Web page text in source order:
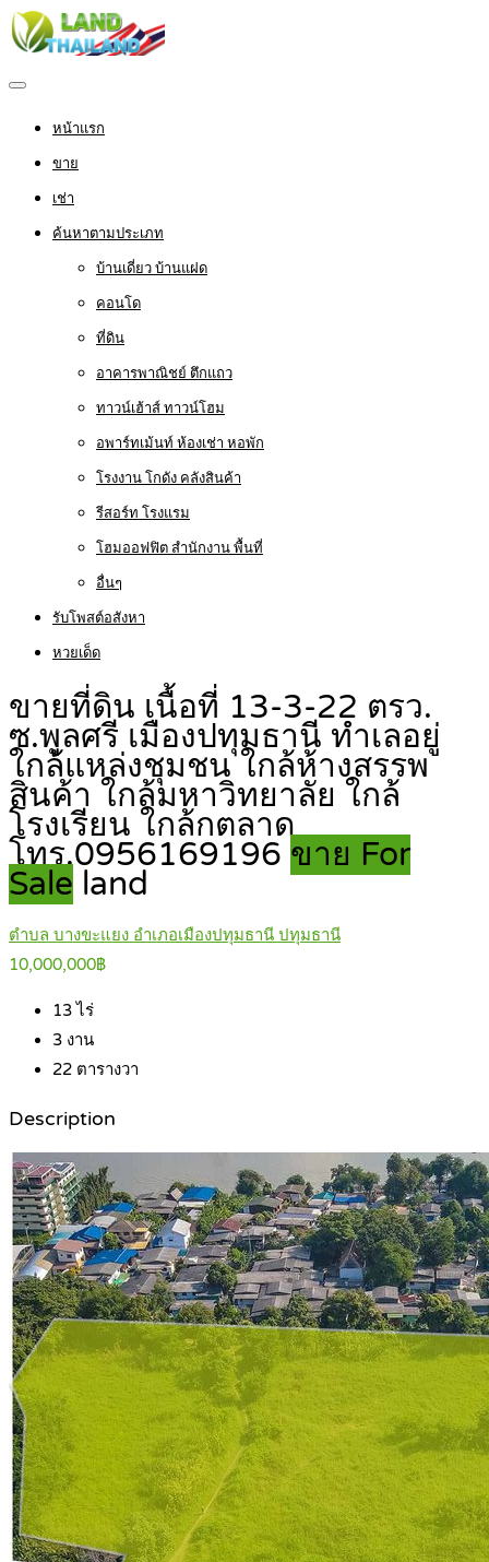
หน้าแรก
ขาย
เช่า
ค้นหาตามประเภท
บ้านเดี่ยว บ้านแฝด
คอนโด
ที่ดิน
อาคารพาณิชย์ ตึกแถว
ทาวน์เฮ้าส์ ทาวน์โฮม
อพาร์ทเม้นท์ ห้องเช่า หอพัก
โรงงาน โกดัง คลังสินค้า
รีสอร์ท โรงแรม
โฮมออฟฟิต สำนักงาน พื้นที่
อื่นๆ
รับโพสต์อสังหา
หวยเด็ด
ขายที่ดิน เนื้อที่ 13-3-22 ตรว.
ซ.พูลศรี เมืองปทุมธานี ทำเลอยู่
ใกล้แหล่งชุมชน ใกล้ห้างสรรพ
สินค้า ใกล้มหาวิทยาลัย ใกล้
โรงเรียน ใกล้กตลาด
โทร.0956169196 ขาย For
Sale land
ตำบล บางขะแยง อำเภอเมืองปทุมธานี ปทุมธานี
10,000,000฿
13ไร่
3 งาน
22 ตารางวา
Description